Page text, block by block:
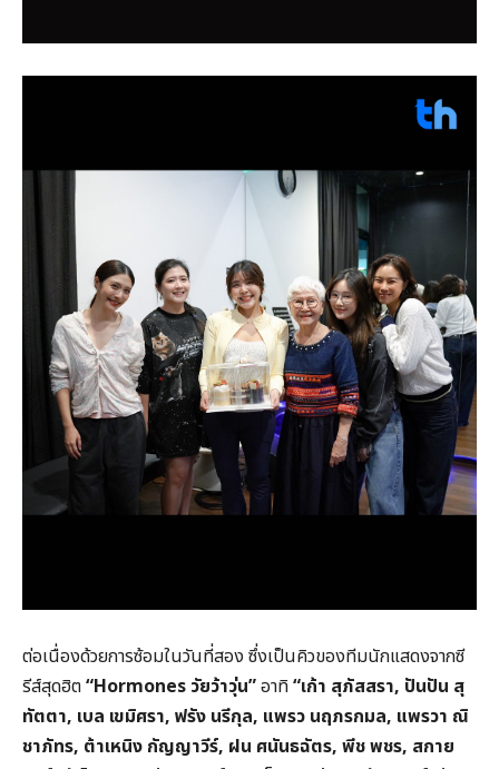
ต่อเนื่องด้วยการซ้อมในวันที่สอง ซึ่งเป็นคิวของทีมนักแสดงจากซี
รีส์สุดฮิต“Hormones วัยว้าวุ่น”อาทิ“เก้า สุภัสสรา, ปันปัน สุ
ทัตตา, เบล เขมิศรา, ฟรัง นรีกุล, แพรว นฤภรกมล, แพรวา ณิ
ชาภัทร, ต้าเหนิง กัญญาวีร์, ฝน ศนันธฉัตร, พีช พชร, สกาย